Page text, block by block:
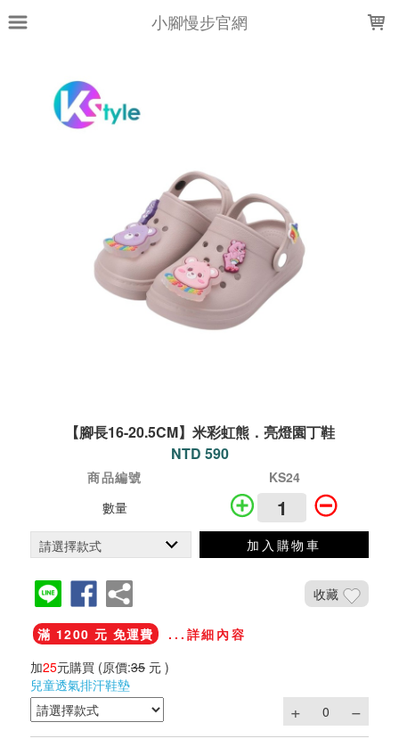
小腳慢步官網
【腳長16-20.5CM】米彩虹熊．亮燈園丁鞋
NTD 590
商品編號
KS24
數量
加入購物車
收藏
滿 1200 元 免運費
...詳細內容
加25元購買 (原價:35 元 )
兒童透氣排汗鞋墊